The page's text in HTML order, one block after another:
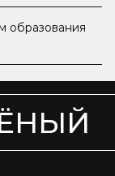
образования